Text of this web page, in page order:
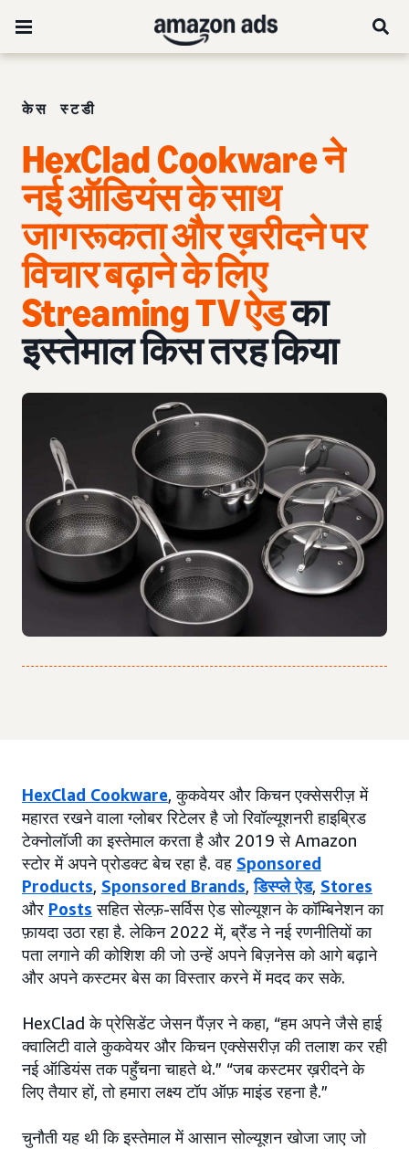
केस स्टडी
HexClad Cookware ने
नई ऑडियंस के साथ
जागरूकता और ख़रीदने पर
विचार बढ़ाने के लिए
Streaming TV ऐडका
इस्तेमाल किस तरह किया
HexClad Cookware, कुकवेयर और किचन एक्सेसरीज़ में
महारत रखने वाला ग्लोबर रिटेलर है जो रिवॉल्यूशनरी हाइब्रिड
टेक्नोलॉजी का इस्तेमाल करता है और 2019 से Amazon
स्टोर में अपने प्रोडक्ट बेच रहा है. वह Sponsored
Products, Sponsored Brands,डिस्प्ले ऐड, Stores
और Posts सहित सेल्फ़-सर्विस ऐड सोल्यूशन के कॉम्बिनेशन का
फ़ायदा उठा रहा है. लेकिन 2022 में, ब्रैंड ने नई रणनीतियों का
पता लगाने की कोशिश की जो उन्हें अपने बिज़नेस को आगे बढ़ाने
और अपने कस्टमर बेस का विस्तार करने में मदद कर सके.
HexClad के प्रेसिडेंट जेसन पैंज़र ने कहा, “हम अपने जैसे हाई
क्वालिटी वाले कुकवेयर और किचन एक्सेसरीज़ की तलाश कर रही
नई ऑडियंस तक पहुँचना चाहते थे.” “जब कस्टमर ख़रीदने के
लिए तैयार हों, तो हमारा लक्ष्य टॉप ऑफ़ माइंड रहना है.”
चुनौती यह थी कि इस्तेमाल में आसान सोल्यूशन खोजा जाए जो